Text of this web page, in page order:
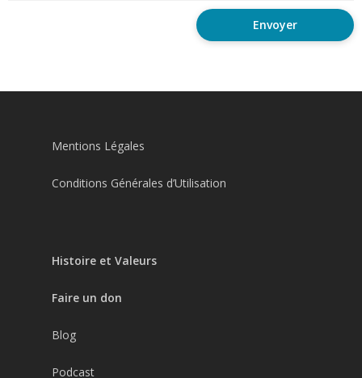
Mentions Légales
Conditions Générales d’Utilisation
Histoire et Valeurs
Faire un don
Blog
Podcast